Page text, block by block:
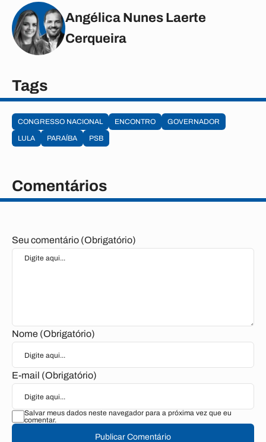
Angélica Nunes Laerte
Cerqueira
Tags
CONGRESSO NACIONAL ENCONTRO
GOVERNADOR
LULA
PARAÍBA PSB
Comentários
Seu comentário (Obrigatório)
Nome (Obrigatório)
E-mail (Obrigatório)
Salvar meus dados neste navegador para a próxima vez que eu
comentar.
Publicar Comentário